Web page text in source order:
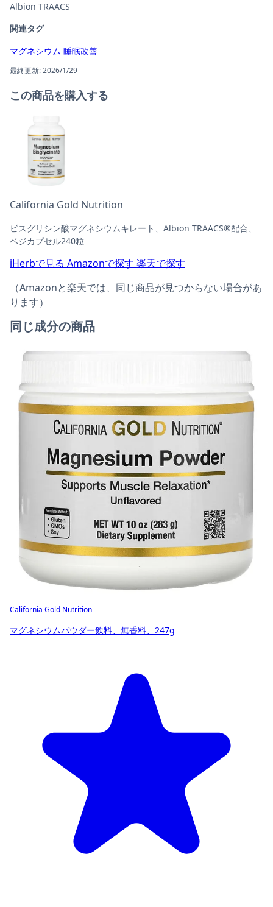
Albion TRAACS
関連タグ
マグネシウム 睡眠改善
最終更新: 2026/1/29
この商品を購入する
California Gold Nutrition
ビスグリシン酸マグネシウムキレート、Albion TRAACS®配合、
ベジカプセル240粒
iHerbで見る Amazonで探す 楽天で探す
（Amazonと楽天では、同じ商品が見つからない場合があ
ります）
同じ成分の商品
California Gold Nutrition
マグネシウムパウダー飲料、無香料、247g